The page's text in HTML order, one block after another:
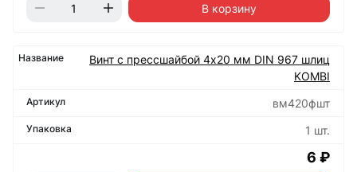
В корзину
Винт с прессшайбой 4х20 мм DIN 967 шлиц
KOMBI
вм420фшт
1 шт.
6 ₽